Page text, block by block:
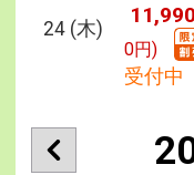
24 (木)
0円)
受付中